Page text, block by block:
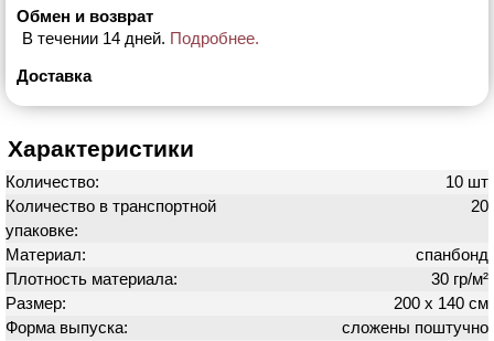
Обмен и возврат
В течении 14 дней. Подробнее.
Доставка
Характеристики
Количество:
10 шт
Количество в транспортной
упаковке:
20
Материал:
спанбонд
Плотность материала:
30 гр/м²
Размер:
200 х 140 см
Форма выпуска:
сложены поштучно